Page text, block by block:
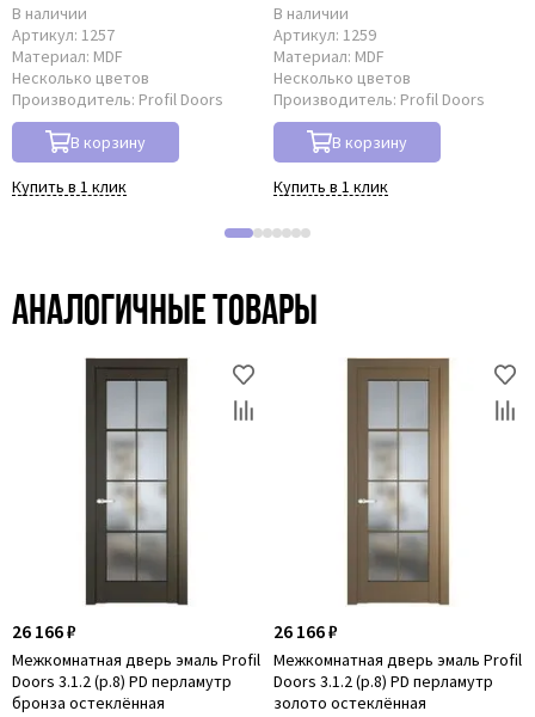
В наличии
Артикул: 1257
Материал: MDF
Несколько цветов
Производитель: Profil Doors
В корзину
Купить в 1 клик
В наличии
Артикул: 1259
Материал: MDF
Несколько цветов
Производитель: Profil Doors
В корзину
Купить в 1 клик
Аналогичные товары
26 166 ₽
Межкомнатная дверь эмаль Profil
Doors 3.1.2 (р.8) PD перламутр
бронза остеклённая
26 166 ₽
Межкомнатная дверь эмаль Profil
Doors 3.1.2 (р.8) PD перламутр
золото остеклённая